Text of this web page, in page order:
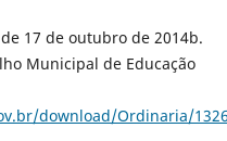
17 de outubro de 2014b.
Municipal de Educação
download/Ordinaria/